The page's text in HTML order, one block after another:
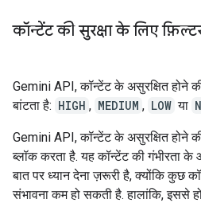
कॉन्टेंट की सुरक्षा के लिए
Gemini API, कॉन्टेंट के असुरक्षित होने
बांटता है: HIGH , MEDIUM , LOW या
Gemini API, कॉन्टेंट के असुरक्षित होने
ब्लॉक करता है. यह कॉन्टेंट की गंभीरता
बात पर ध्यान देना ज़रूरी है, क्योंकि कुछ
संभावना कम हो सकती है. हालांकि, इससे